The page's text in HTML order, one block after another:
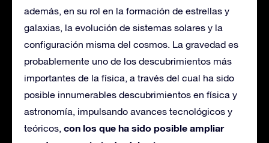
además, en su rol en la formación de estrellas y
galaxias, la evolución de sistemas solares y la
configuración misma del cosmos. La gravedad es
probablemente uno de los descubrimientos más
importantes de la física, a través del cual ha sido
posible innumerables descubrimientos en física y
astronomía, impulsando avances tecnológicos y
teóricos, con los que ha sido posible ampliar